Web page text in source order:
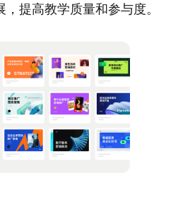
提高教学质量和参与度。